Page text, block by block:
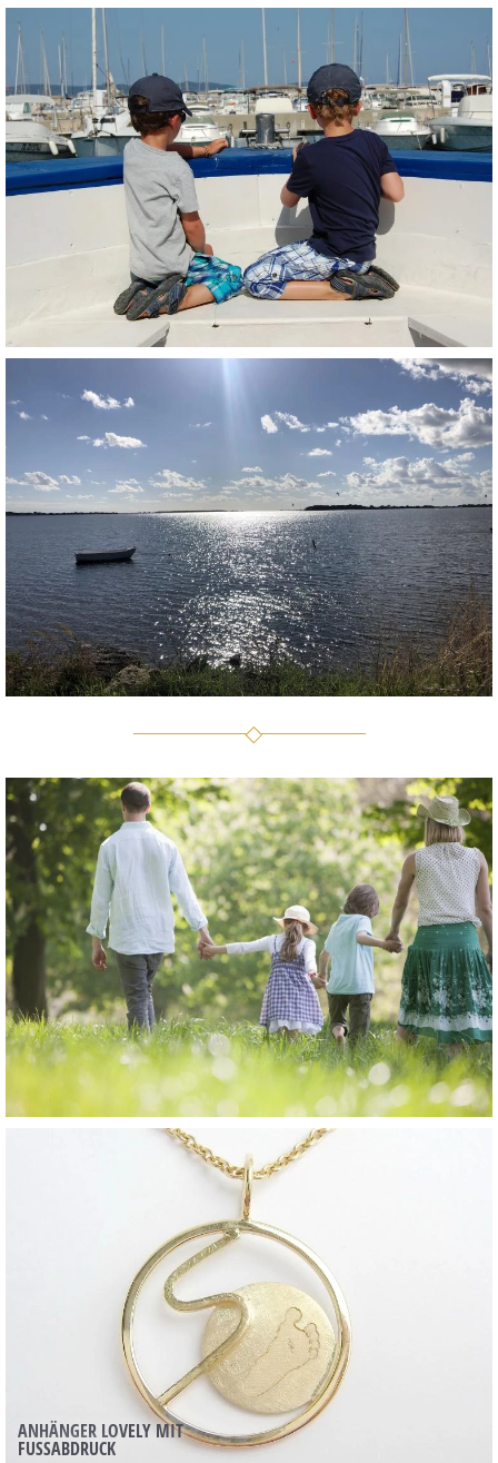
ANHÄNGER LOVELY MIT
FUSSABDRUCK